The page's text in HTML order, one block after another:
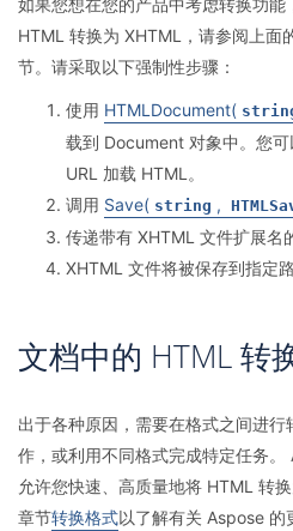
如果您想在您的产品中考虑转换功
HTML 转换为 XHTML，请参阅上面
节。请采取以下强制性步骤：
使用 HTMLDocument(
载到 Document 对象中。您
URL 加载 HTML。
调用 Save( string ,
传递带有 XHTML 文件扩展名
XHTML 文件将被保存到指定路
文档中的 HTML 转
出于各种原因，需要在格式之间进
作，或利用不同格式完成特定任务
允许您快速、高质量地将 HTML 转
章节转换格式以了解有关 Aspose 的